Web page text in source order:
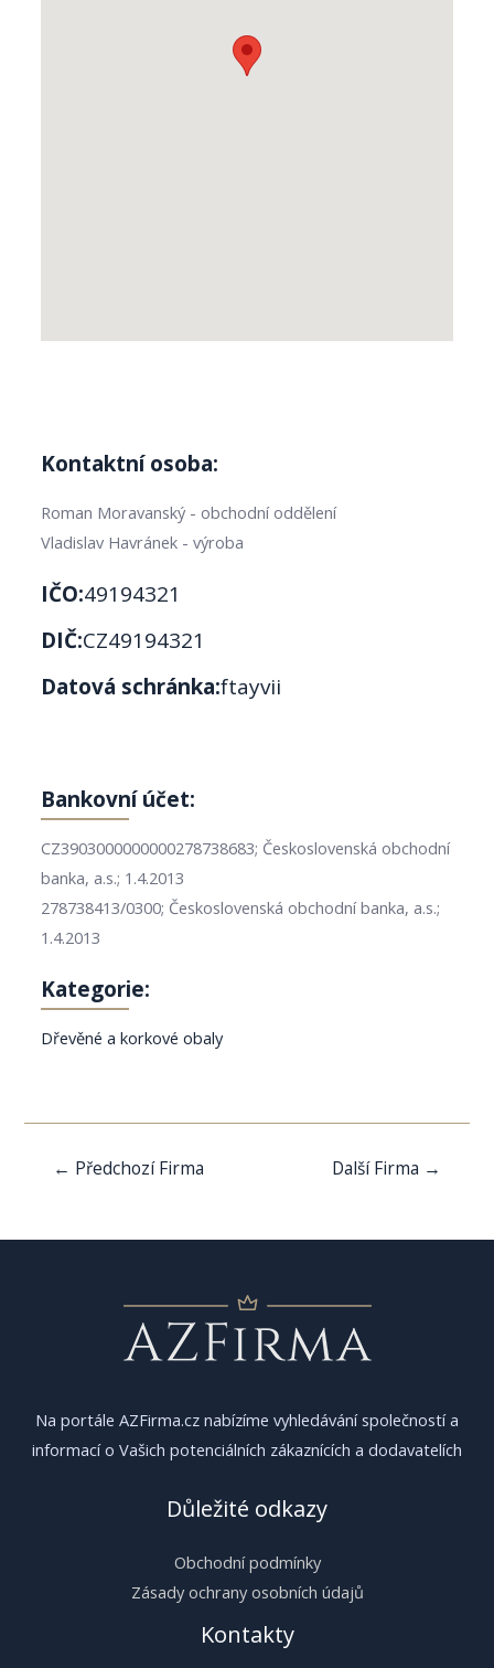
Kontaktní osoba:
Roman Moravanský - obchodní oddělení
Vladislav Havránek - výroba
IČO:49194321
DIČ:CZ49194321
Datová schránka:ftayvii
Bankovní účet:
CZ3903000000000278738683; Československá obchodní
banka, a.s.; 1.4.2013
278738413/0300; Československá obchodní banka, a.s.;
1.4.2013
Kategorie:
Dřevěné a korkové obaly
Navigace
← Předchozí Firma Další Firma →
Na portále AZFirma.cz nabízíme vyhledávání společností a
informací o Vašich potenciálních zákaznících a dodavatelích
Důležité odkazy
Obchodní podmínky
Zásady ochrany osobních údajů
Kontakty